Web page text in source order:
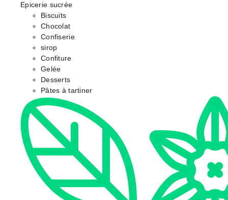
Epicerie sucrée
Biscuits
Chocolat
Confiserie
sirop
Confiture
Gelée
Desserts
Pâtes à tartiner